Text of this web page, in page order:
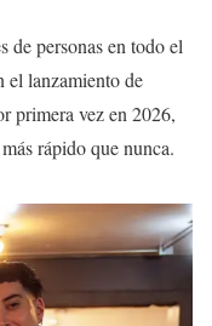
de personas en todo el
el lanzamiento de
primera vez en 2026,
rápido que nunca.